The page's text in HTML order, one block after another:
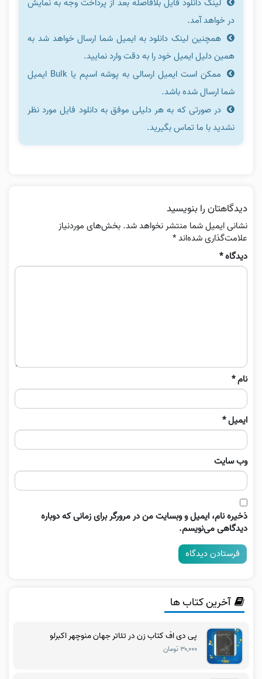
لینک دانلود فایل بلافاصله بعد از پرداخت وجه به نمایش
در خواهد آمد.
همچنین لینک دانلود به ایمیل شما ارسال خواهد شد به
همین دلیل ایمیل خود را به دقت وارد نمایید.
ممکن است ایمیل ارسالی به پوشه اسپم یا Bulk ایمیل
شما ارسال شده باشد.
در صورتی که به هر دلیلی موفق به دانلود فایل مورد نظر
نشدید با ما تماس بگیرید.
دیدگاهتان را بنویسید
نشانی ایمیل شما منتشر نخواهد شد. بخش‌های موردنیاز
علامت‌گذاری شده‌اند*
دیدگاه*
نام*
ایمیل*
وب‌ سایت
ذخیره نام، ایمیل و وبسایت من در مرورگر برای زمانی که دوباره
دیدگاهی می‌نویسم.
آخرین کتاب ها
پی دی اف کتاب زن در تئاتر جهان منوچهر اکبرلو
۳۰,۰۰۰ تومان